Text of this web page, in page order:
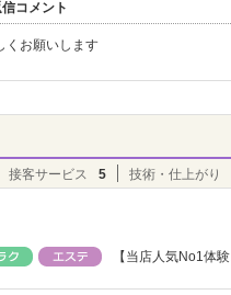
コメント
くお願いします
接客サービス 5 技術・仕上がり
【当店人気No1体